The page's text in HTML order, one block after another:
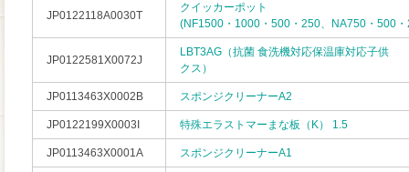
JP0122118A0030T
クイッカーポット
(NF1500・1000・500・250、NA750・500
JP0122581X0072J
LBT3AG（抗菌 食洗機対応保温庫対応子供
クス）
JP0113463X0002B スポンジクリーナーA2
JP0122199X0003I 特殊エラストマーまな板（K） 1.5
JP0113463X0001A スポンジクリーナーA1